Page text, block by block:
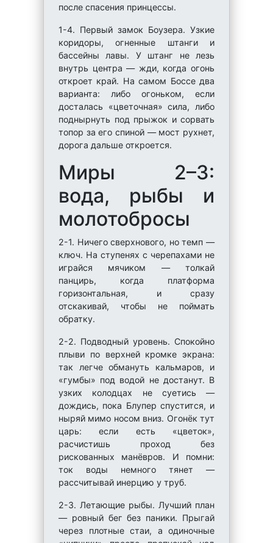
после спасения принцессы.
1-4. Первый замок Боузера. Узкие
коридоры, огненные штанги и
бассейны лавы. У штанг не лезь
внутрь центра — жди, когда огонь
откроет край. На самом Боссе два
варианта: либо огоньком, если
досталась «цветочная» сила, либо
поднырнуть под прыжок и сорвать
топор за его спиной — мост рухнет,
дорога дальше откроется.
Миры 2–3:
вода, рыбы и
молотобросы
2-1. Ничего сверхнового, но темп —
ключ. На ступенях с черепахами не
играйся мячиком — толкай
панцирь, когда платформа
горизонтальная, и сразу
отскакивай, чтобы не поймать
обратку.
2-2. Подводный уровень. Спокойно
плыви по верхней кромке экрана:
так легче обмануть кальмаров, и
«гумбы» под водой не достанут. В
узких колодцах не суетись —
дождись, пока Блупер спустится, и
ныряй мимо носом вниз. Огонёк тут
царь: если есть «цветок»,
расчистишь проход без
рискованных манёвров. И помни:
ток воды немного тянет —
рассчитывай инерцию у труб.
2-3. Летающие рыбы. Лучший план
— ровный бег без паники. Прыгай
через плотные стаи, а одиночные